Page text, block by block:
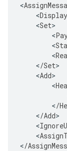
<
<
<Set
<
<
<
</Set
<Add
<
</
</Add
<
<
</